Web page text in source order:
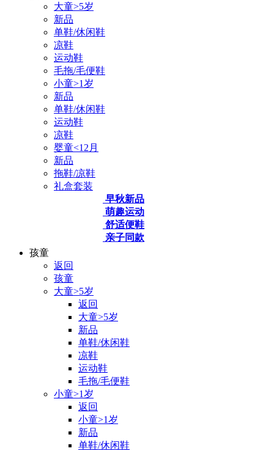
大童>5岁
新品
单鞋/休闲鞋
凉鞋
运动鞋
毛拖/毛便鞋
小童>1岁
新品
单鞋/休闲鞋
运动鞋
凉鞋
婴童<12月
新品
拖鞋/凉鞋
礼盒套装
早秋新品
萌趣运动
舒适便鞋
亲子同款
孩童
返回
孩童
大童>5岁
返回
大童>5岁
新品
单鞋/休闲鞋
凉鞋
运动鞋
毛拖/毛便鞋
小童>1岁
返回
小童>1岁
新品
单鞋/休闲鞋